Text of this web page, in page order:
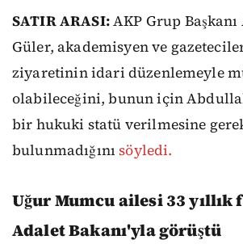
SATIR ARASI:AKP Grup
Güler, akademisyen ve
ziyaretinin idari düzenlemeyle
olabileceğini, bunun için
bir hukuki statü verilmesine
bulunmadığınısöyledi.
Uğur Mumcu ailesi 33
Adalet Bakanı'yla görüştü